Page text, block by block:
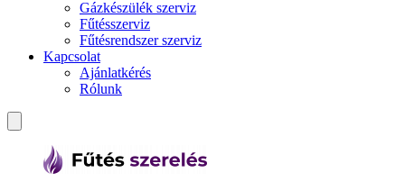
Gázkészülék szerviz
Fűtésszerviz
Fűtésrendszer szerviz
Kapcsolat
Ajánlatkérés
Rólunk